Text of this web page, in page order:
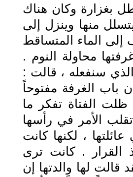
بغزارة وكان هناك
منها وينزل إلى
الماء المتساقط
محاولة النوم .
الذي سنفعله ، قالت :
باب الغرفة مفتوحاً
الفتاة تفكر ما
الأمر في رأسها
، لكنها كانت
القرار . كانت ترى
لها والدتها إن